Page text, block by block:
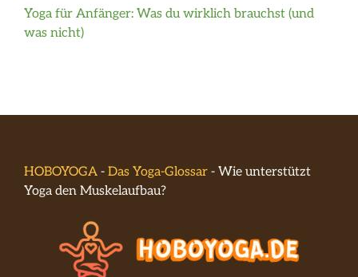
Yoga für Anfänger: Was du wirklich brauchst (und
was nicht)
HOBOYOGA - Das Yoga-Glossar - Wie unterstützt
Yoga den Muskelaufbau?